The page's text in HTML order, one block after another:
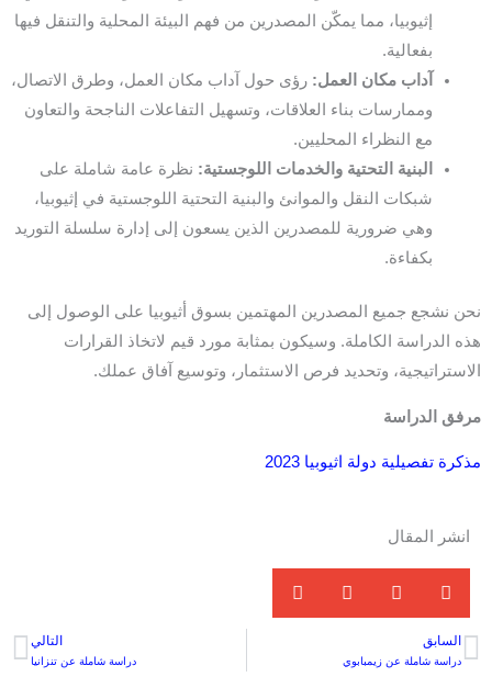
إثيوبيا، مما يمكّن المصدرين من فهم البيئة المحلية والتنقل فيها
بفعالية.
آداب مكان العمل: رؤى حول آداب مكان العمل، وطرق الاتصال،
وممارسات بناء العلاقات، وتسهيل التفاعلات الناجحة والتعاون
مع النظراء المحليين.
البنية التحتية والخدمات اللوجستية: نظرة عامة شاملة على
شبكات النقل والموانئ والبنية التحتية اللوجستية في إثيوبيا،
وهي ضرورية للمصدرين الذين يسعون إلى إدارة سلسلة التوريد
بكفاءة.
نحن نشجع جميع المصدرين المهتمين بسوق أثيوبيا على الوصول إلى
هذه الدراسة الكاملة. وسيكون بمثابة مورد قيم لاتخاذ القرارات
الاستراتيجية، وتحديد فرص الاستثمار، وتوسيع آفاق عملك.
مرفق الدراسة
مذكرة تفصيلية دولة اثيوبيا 2023
انشر المقال
Prev
السابق
دراسة شاملة عن زيمبابوي
التالي
دراسة شاملة عن تنزانيا